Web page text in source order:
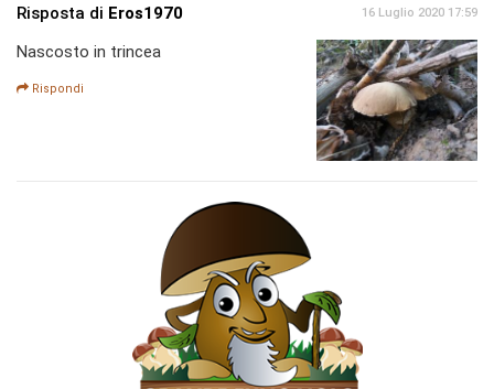
Risposta di Eros1970 16 Luglio 2020 17:59
Nascosto in trincea
Rispondi